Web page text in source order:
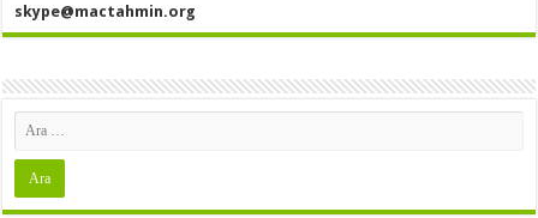
skype@mactahmin.org